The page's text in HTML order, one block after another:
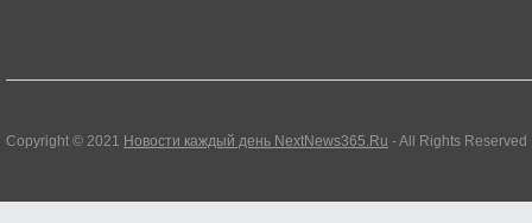
Copyright © 2021 Новости каждый день NextNews365.Ru - All Rights Reserved